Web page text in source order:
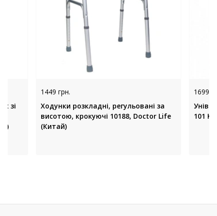
зі
1449 грн.
Ходунки розкладні, регульовані за
висотою, крокуючі 10188, Doctor Life
(Китай)
1699
101